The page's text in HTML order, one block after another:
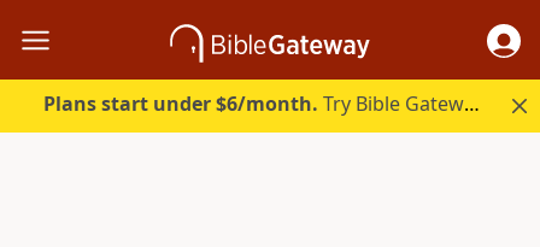
Plans start under $6/month. Try Bible Gateway Plus.